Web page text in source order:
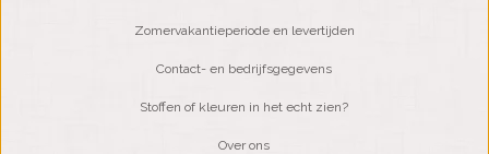
Zomervakantieperiode en levertijden
Contact- en bedrijfsgegevens
Stoffen of kleuren in het echt zien?
Over ons